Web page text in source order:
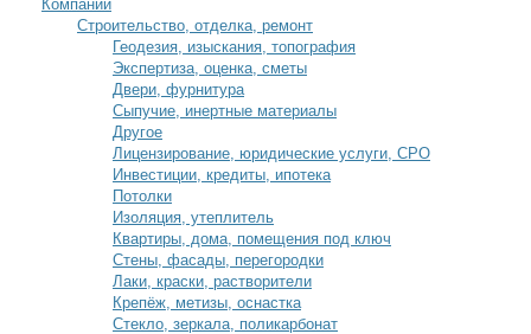
Компании
Строительство, отделка, ремонт
Геодезия, изыскания, топография
Экспертиза, оценка, сметы
Двери, фурнитура
Сыпучие, инертные материалы
Другое
Лицензирование, юридические услуги, СРО
Инвестиции, кредиты, ипотека
Потолки
Изоляция, утеплитель
Квартиры, дома, помещения под ключ
Стены, фасады, перегородки
Лаки, краски, растворители
Крепёж, метизы, оснастка
Стекло, зеркала, поликарбонат